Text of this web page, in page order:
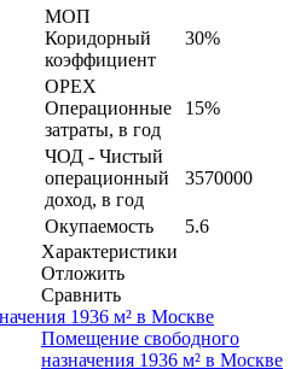
МОП
Коридорный
коэффициент
30%
OPEX
Операционные
затраты, в год
15%
ЧОД - Чистый
операционный
доход, в год
3570000
Окупаемость
5.6
Характеристики
Отложить
Сравнить
1936 м² в Москве
Помещение свободного
назначения 1936 м² в Москве